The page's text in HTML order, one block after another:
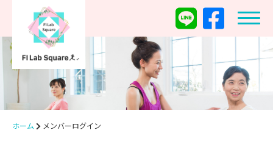
ホーム メンバーログイン